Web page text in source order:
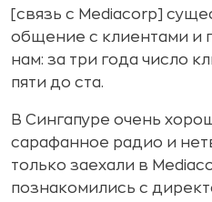
[связь с Mediacorp]
общение с клиентами и
нам: за три года число
пяти до ста.
В Сингапуре очень
сарафанное радио и
только заехали в
познакомились с